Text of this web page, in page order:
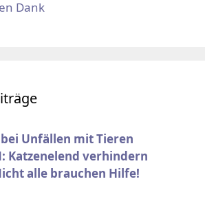
Dank
bei Unfällen mit Tieren
Katzenelend verhindern
alle brauchen Hilfe!